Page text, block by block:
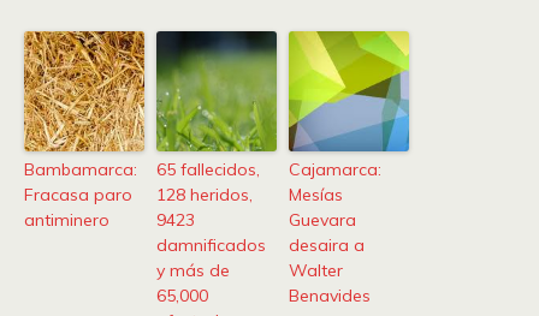
Bambamarca:
Fracasa paro
antiminero
65 fallecidos,
128 heridos,
9423
damnificados
y más de
65,000
Cajamarca:
Mesías
Guevara
desaira a
Walter
Benavides